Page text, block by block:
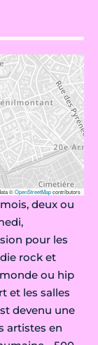
©OpenStreetMapcontributors
deux ou
pour les
rock et
ou hip
et les salles
devenu une
artistes en